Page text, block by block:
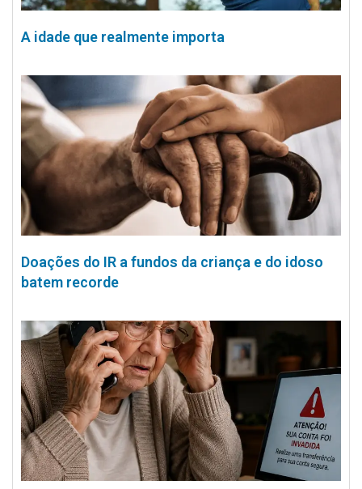
A idade que realmente importa
Doações do IR a fundos da criança e do idoso
batem recorde